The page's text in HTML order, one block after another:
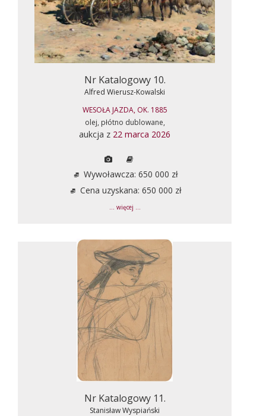
Nr Katalogowy 10.
Alfred Wierusz-Kowalski
WESOŁA JAZDA, OK. 1885
olej, płótno dublowane,
aukcja z 22 marca 2026
Wywoławcza: 650 000 zł
Cena uzyskana: 650 000 zł
... więcej ...
Nr Katalogowy 11.
Stanisław Wyspiański